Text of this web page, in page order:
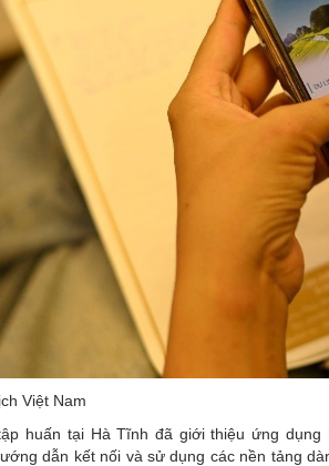
Việt Nam
huấn tại Hà Tĩnh đã giới thiệu ứng
dẫn kết nối và sử dụng các nền tảng